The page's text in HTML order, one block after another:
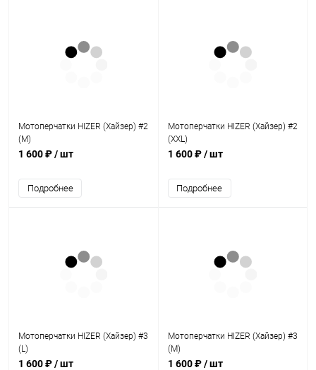
Мотоперчатки HIZER (Хайзер) #2
(M)
1 600 ₽/ шт
Подробнее
Мотоперчатки HIZER (Хайзер) #2
(XXL)
1 600 ₽/ шт
Подробнее
Мотоперчатки HIZER (Хайзер) #3
(L)
1 600 ₽/ шт
Мотоперчатки HIZER (Хайзер) #3
(M)
1 600 ₽/ шт